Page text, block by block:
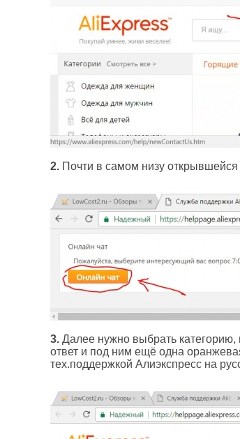
2. Почти в самом низу
3. Далее нужно выбрать категорию,
ответ и под ним ещё одна
тех.поддержкой Алиэкспресс на